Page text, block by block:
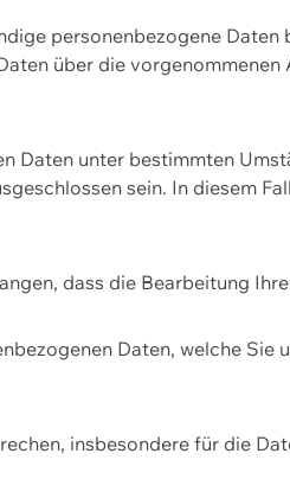
personenbezogene
über die
Daten unter bestimmten
sein. In diesem
dass die Bearbeitung
Daten, welche
insbesondere für die